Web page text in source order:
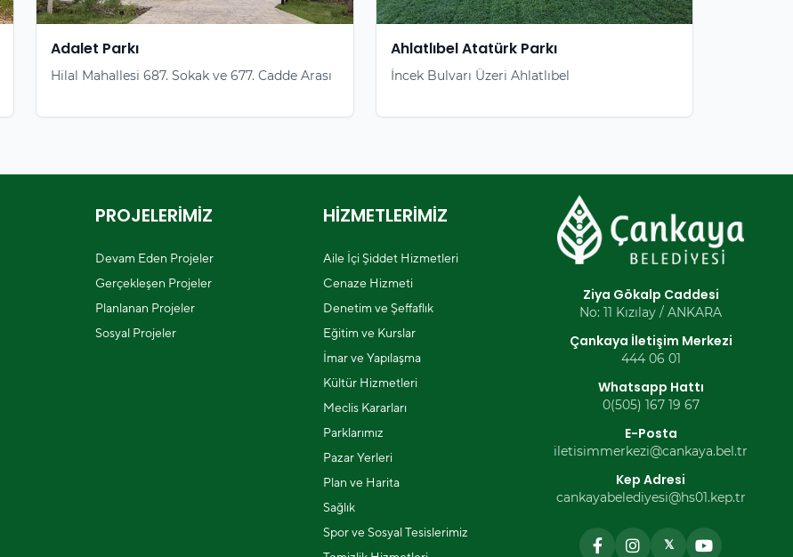
Adalet Parkı
Hilal Mahallesi 687. Sokak ve 677. Cadde Arası
Ahlatlıbel Atatürk Parkı
İncek Bulvarı Üzeri Ahlatlıbel
PROJELERİMİZ
Devam Eden Projeler
Gerçekleşen Projeler
Planlanan Projeler
Sosyal Projeler
HİZMETLERİMİZ
Aile İçi Şiddet Hizmetleri
Cenaze Hizmeti
Denetim ve Şeffaflık
Eğitim ve Kurslar
İmar ve Yapılaşma
Kültür Hizmetleri
Meclis Kararları
Parklarımız
Pazar Yerleri
Plan ve Harita
Sağlık
Spor ve Sosyal Tesislerimiz
Ziya Gökalp Caddesi
No: 11 Kızılay / ANKARA
Çankaya İletişim Merkezi
444 06 01
Whatsapp Hattı
0(505) 167 19 67
E-Posta
iletisimmerkezi@cankaya.bel.tr
Kep Adresi
cankayabelediyesi@hs01.kep.tr
𝕏